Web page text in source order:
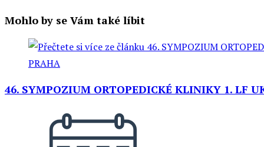
Mohlo by se Vám také líbit
46. SYMPOZIUM ORTOPEDICKÉ KLINIKY 1. LF